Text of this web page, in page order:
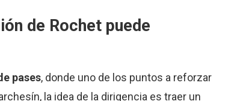
de Rochet puede
pases, donde uno de los puntos a reforzar
la idea de la dirigencia es traer un